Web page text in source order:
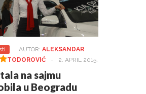
AUTOR: ALEKSANDAR
TODOROVIĆ
- 2. APRIL 2015.
na sajmu
u Beogradu